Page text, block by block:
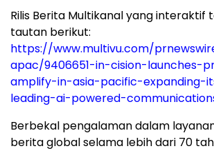
Rilis Berita Multikanal yang interaktif
tautan berikut:
https://www.multivu.com/
apac/9406651-in-cision-launches-
amplify-in-asia-pacific-expanding-
leading-ai-powered-
Berbekal pengalaman dalam
berita global selama lebih dari 70